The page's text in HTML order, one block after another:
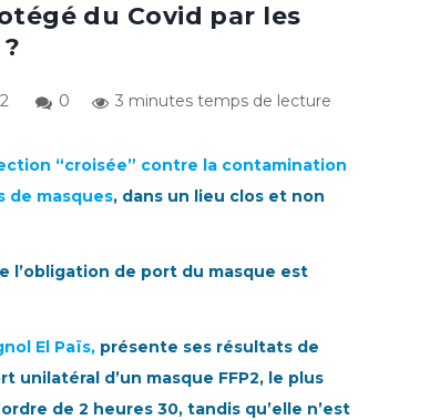
du Covid par les
0 3 minutes temps de lecture
“croisée” contre la contamination
de masques, dans un lieu clos et non
l’obligation de port du masque est
El Païs, présente ses résultats de
d’un masque FFP2, le plus
de 2 heures 30, tandis qu’elle n’est